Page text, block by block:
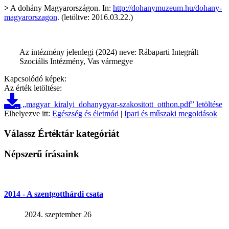
> A dohány Magyarországon. In: http://dohanymuzeum.hu/dohany-
magyarorszagon. (letöltve: 2016.03.22.)
Az intézmény jelenlegi (2024) neve: Rábaparti Integrált
Szociális Intézmény, Vas vármegye
Kapcsolódó képek:
Az érték letöltése:
„magyar_kiralyi_dohanygyar-szakositott_otthon.pdf” letöltése
Elhelyezve itt: Egészség és életmód | Ipari és műszaki megoldások
Válassz Értéktár kategóriát
Népszerű írásaink
2014 - A szentgotthárdi csata
2024. szeptember 26